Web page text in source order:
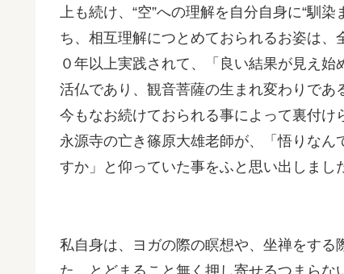
上も続け、“空”への理解を自分自身に“馴
ち、相互理解につとめておられるお姿は
０年以上実践されて、「良い結果が見え始
活仏であり、観音菩薩の生まれ変わりで
今もなお続けておられる事によって裏付け
永源寺の亡き篠原大雄老師が、「悟りな
すか」と仰っていた事をふと思い出しまし
私自身は、ヨガの際の瞑想や、坐禅をす
た。とどまること無く押し寄せるつまら